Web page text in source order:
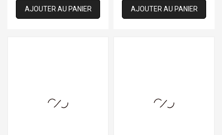
AJOUTER AU PANIER AJOUTER AU PANIER